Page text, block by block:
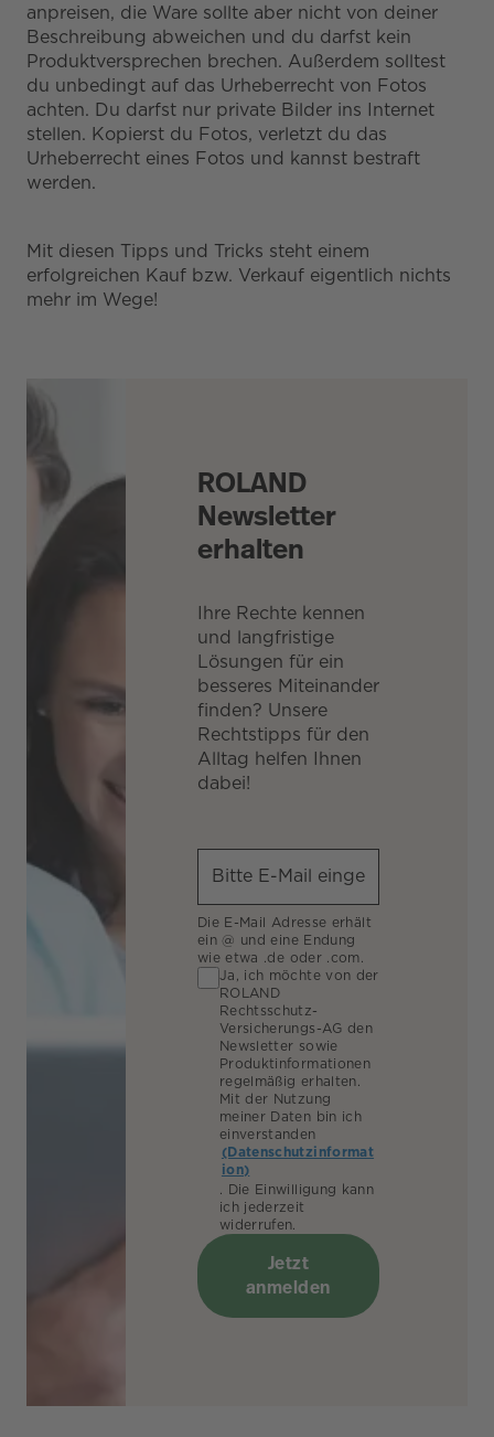
anpreisen, die Ware sollte aber nicht von deiner
Beschreibung abweichen und du darfst kein
Produktversprechen brechen. Außerdem solltest
du unbedingt auf das Urheberrecht von Fotos
achten. Du darfst nur private Bilder ins Internet
stellen. Kopierst du Fotos, verletzt du das
Urheberrecht eines Fotos und kannst bestraft
werden.
Mit diesen Tipps und Tricks steht einem
erfolgreichen Kauf bzw. Verkauf eigentlich nichts
mehr im Wege!
ROLAND
Newsletter
erhalten
Ihre Rechte kennen
und langfristige
Lösungen für ein
besseres Miteinander
finden? Unsere
Rechtstipps für den
Alltag helfen Ihnen
dabei!
Die E-Mail Adresse erhält
ein @ und eine Endung
wie etwa .de oder .com.
Ja, ich möchte von der
ROLAND
Rechtsschutz-
Versicherungs-AG den
Newsletter sowie
Produktinformationen
regelmäßig erhalten.
Mit der Nutzung
meiner Daten bin ich
einverstanden
(Datenschutzinformat
ion)
. Die Einwilligung kann
ich jederzeit
widerrufen.
Jetzt
anmelden